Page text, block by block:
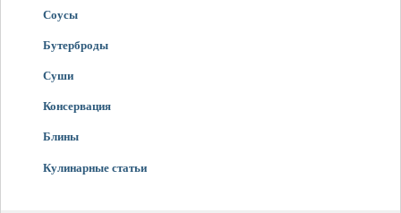
Соусы
Бутерброды
Суши
Консервация
Блины
Кулинарные статьи